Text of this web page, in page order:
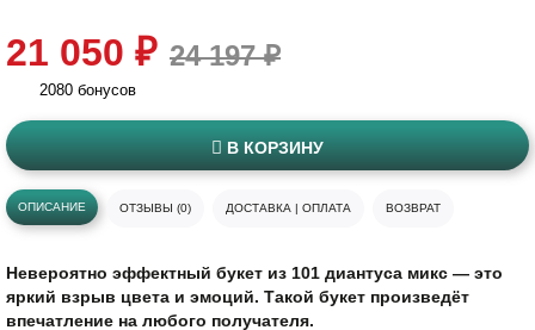
21 050 ₽ 24 197 ₽
2080 бонусов
В КОРЗИНУ
ОПИСАНИЕ ОТЗЫВЫ (0) ДОСТАВКА | ОПЛАТА ВОЗВРАТ
Невероятно эффектный букет из 101 диантуса микс — это
яркий взрыв цвета и эмоций. Такой букет произведёт
впечатление на любого получателя.